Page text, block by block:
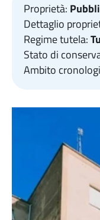
Proprietà:
Dettaglio
Regime tutela:
Stato di
Ambito